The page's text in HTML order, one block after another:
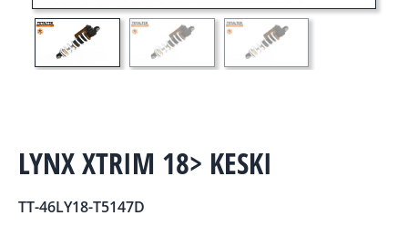
LYNX XTRIM 18> KESKI
TT-46LY18-T5147D